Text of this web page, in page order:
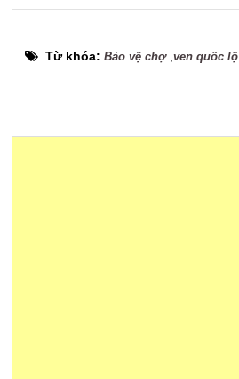
Từ khóa:Bảo vệ chợ,ven quốc lộ